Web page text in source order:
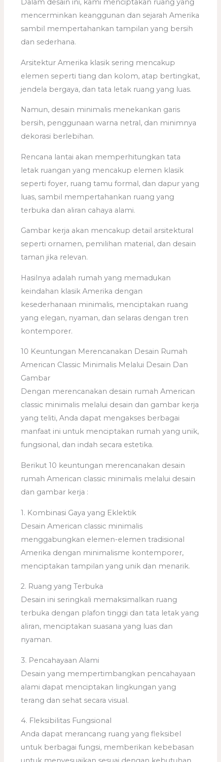
Dalam desain ini, kami menciptakan ruang yang
mencerminkan keanggunan dan sejarah Amerika
sambil mempertahankan tampilan yang bersih
dan sederhana.
Arsitektur Amerika klasik sering mencakup
elemen seperti tiang dan kolom, atap bertingkat,
jendela bergaya, dan tata letak ruang yang luas.
Namun, desain minimalis menekankan garis
bersih, penggunaan warna netral, dan minimnya
dekorasi berlebihan.
Rencana lantai akan memperhitungkan tata
letak ruangan yang mencakup elemen klasik
seperti foyer, ruang tamu formal, dan dapur yang
luas, sambil mempertahankan ruang yang
terbuka dan aliran cahaya alami.
Gambar kerja akan mencakup detail arsitektural
seperti ornamen, pemilihan material, dan desain
taman jika relevan.
Hasilnya adalah rumah yang memadukan
keindahan klasik Amerika dengan
kesederhanaan minimalis, menciptakan ruang
yang elegan, nyaman, dan selaras dengan tren
kontemporer.
10 Keuntungan Merencanakan Desain Rumah
American Classic Minimalis Melalui Desain Dan
Gambar
Dengan merencanakan desain rumah American
classic minimalis melalui desain dan gambar kerja
yang teliti, Anda dapat mengakses berbagai
manfaat ini untuk menciptakan rumah yang unik,
fungsional, dan indah secara estetika.
Berikut 10 keuntungan merencanakan desain
rumah American classic minimalis melalui desain
dan gambar kerja :
1. Kombinasi Gaya yang Eklektik
Desain American classic minimalis
menggabungkan elemen-elemen tradisional
Amerika dengan minimalisme kontemporer,
menciptakan tampilan yang unik dan menarik.
2. Ruang yang Terbuka
Desain ini seringkali memaksimalkan ruang
terbuka dengan plafon tinggi dan tata letak yang
aliran, menciptakan suasana yang luas dan
nyaman.
3. Pencahayaan Alami
Desain yang mempertimbangkan pencahayaan
alami dapat menciptakan lingkungan yang
terang dan sehat secara visual.
4. Fleksibilitas Fungsional
Anda dapat merancang ruang yang fleksibel
untuk berbagai fungsi, memberikan kebebasan